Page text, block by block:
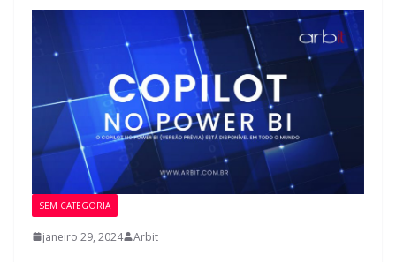
SEM CATEGORIA
janeiro 29, 2024 Arbit